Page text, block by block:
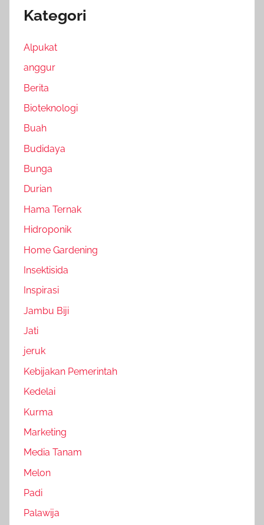
Kategori
Alpukat
anggur
Berita
Bioteknologi
Buah
Budidaya
Bunga
Durian
Hama Ternak
Hidroponik
Home Gardening
Insektisida
Inspirasi
Jambu Biji
Jati
jeruk
Kebijakan Pemerintah
Kedelai
Kurma
Marketing
Media Tanam
Melon
Padi
Palawija